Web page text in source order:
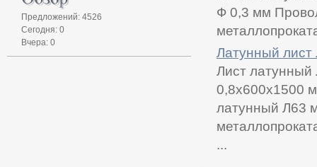
Ф 0,3 мм
Латунный
Лист латунный
0,8х600х1500
латунный Л63
...
Предложений: 4526
Сегодня: 0
Вчера: 0